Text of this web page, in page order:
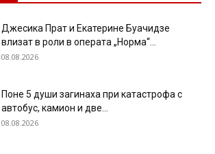
Джесика Прат и Екатерине Буачидзе
влизат в роли в операта „Норма“...
08.08.2026
Поне 5 души загинаха при катастрофа с
автобус, камион и две...
08.08.2026